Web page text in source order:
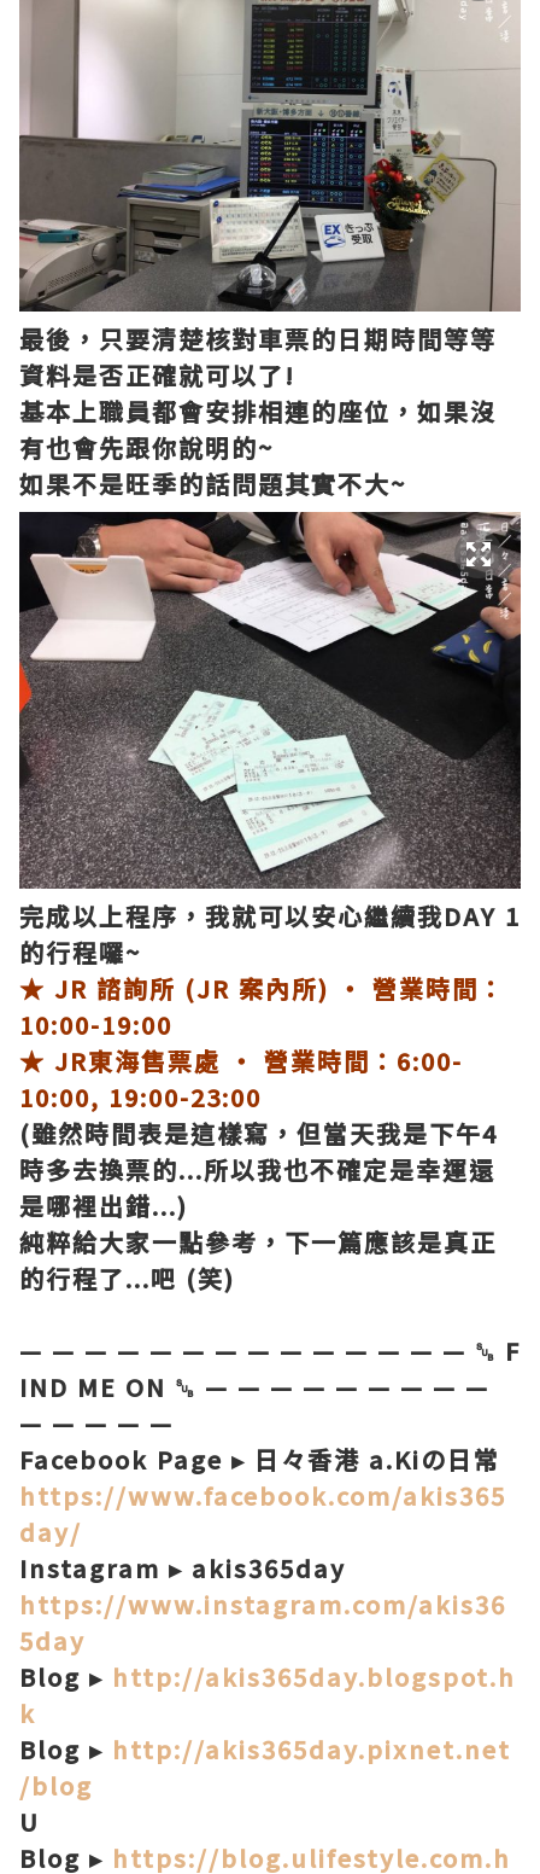
最後，只要清楚核對車票的日期時間等等
資料是否正確就可以了!
基本上職員都會安排相連的座位，如果沒
有也會先跟你說明的~
如果不是旺季的話問題其實不大~
完成以上程序，我就可以安心繼續我DAY 1
的行程囉~
★ JR 諮詢所 (JR 案內所) ‧ 營業時間：
10:00-19:00
★ JR東海售票處 ‧ 營業時間：6:00-
10:00, 19:00-23:00
(雖然時間表是這樣寫，但當天我是下午4
時多去換票的...所以我也不確定是幸運還
是哪裡出錯...)
純粹給大家一點參考，下一篇應該是真正
的行程了...吧 (笑)
— — — — — — — — — — — — — — ␚ F
IND ME ON ␚ — — — — — — — — —
— — — — —
Facebook Page ▸ 日々香港 a.Kiの日常
https://www.facebook.com/akis365
day/
Instagram ▸ akis365day
https://www.instagram.com/akis36
5day
Blog ▸ http://akis365day.blogspot.h
k
Blog ▸ http://akis365day.pixnet.net
/blog
U
Blog ▸ https://blog.ulifestyle.com.h